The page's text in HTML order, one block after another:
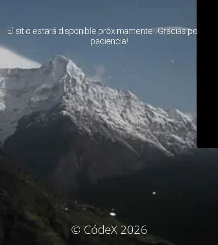
El sitio estará disponible próximamente. ¡Gracias por su
paciencia!
© CódeX 2026